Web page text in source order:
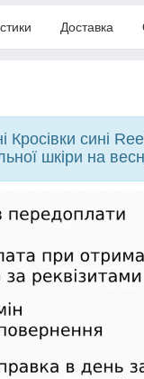
Доставка
Кросівки сині
шкіри на